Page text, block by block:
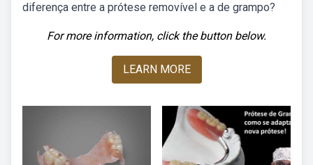
diferença entre a prótese removível e a de grampo?
For more information, click the button below.
LEARN MORE